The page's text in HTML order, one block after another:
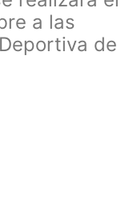
a las
de